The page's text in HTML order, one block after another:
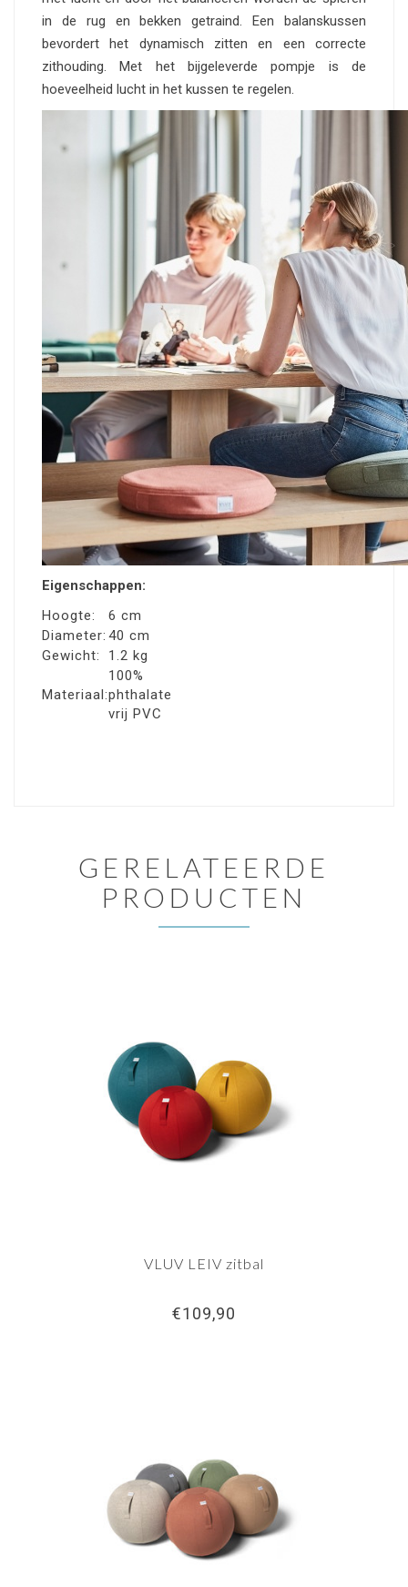
in de rug en bekken getraind. Een balanskussen
bevordert het dynamisch zitten en een correcte
zithouding. Met het bijgeleverde pompje is de
hoeveelheid lucht in het kussen te regelen.
Eigenschappen:
Hoogte:
6 cm
Diameter: 40 cm
Gewicht:
1.2 kg
Materiaal:
100%
phthalate
vrij PVC
GERELATEERDE
PRODUCTEN
VLUV LEIV zitbal
€109,90